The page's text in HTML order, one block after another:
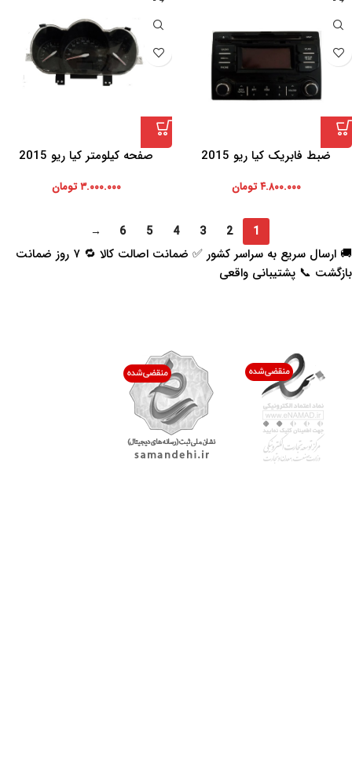
ضبط فابریک کیا ریو 2015
۴.۸۰۰.۰۰۰ تومان
صفحه کیلومتر کیا ریو 2015
۳.۰۰۰.۰۰۰ تومان
1
2
3
4
5
6
→
🚚 ارسال سریع به سراسر کشور ✅ ضمانت اصالت کالا 🔁 ۷ روز ضمانت
بازگشت 📞 پشتیبانی واقعی